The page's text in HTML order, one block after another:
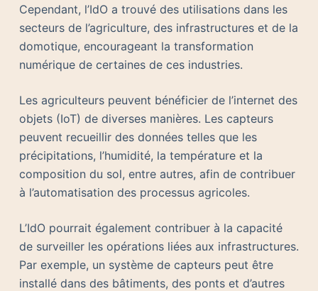
Cependant, l’IdO a trouvé des utilisations dans les
secteurs de l’agriculture, des infrastructures et de la
domotique, encourageant la transformation
numérique de certaines de ces industries.
Les agriculteurs peuvent bénéficier de l’internet des
objets (IoT) de diverses manières. Les capteurs
peuvent recueillir des données telles que les
précipitations, l’humidité, la température et la
composition du sol, entre autres, afin de contribuer
à l’automatisation des processus agricoles.
L’IdO pourrait également contribuer à la capacité
de surveiller les opérations liées aux infrastructures.
Par exemple, un système de capteurs peut être
installé dans des bâtiments, des ponts et d’autres